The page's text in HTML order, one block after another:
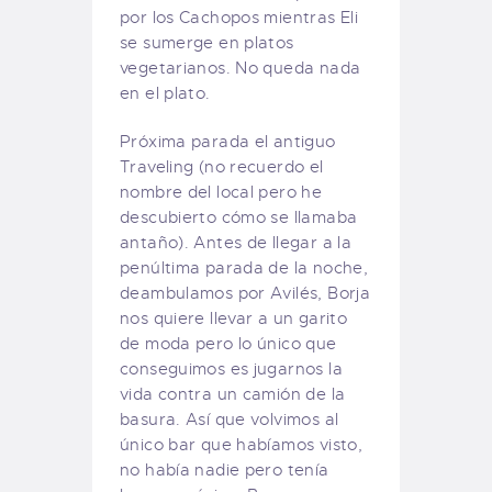
por los Cachopos mientras Eli
se sumerge en platos
vegetarianos. No queda nada
en el plato.
Próxima parada el antiguo
Traveling (no recuerdo el
nombre del local pero he
descubierto cómo se llamaba
antaño). Antes de llegar a la
penúltima parada de la noche,
deambulamos por Avilés, Borja
nos quiere llevar a un garito
de moda pero lo único que
conseguimos es jugarnos la
vida contra un camión de la
basura. Así que volvimos al
único bar que habíamos visto,
no había nadie pero tenía